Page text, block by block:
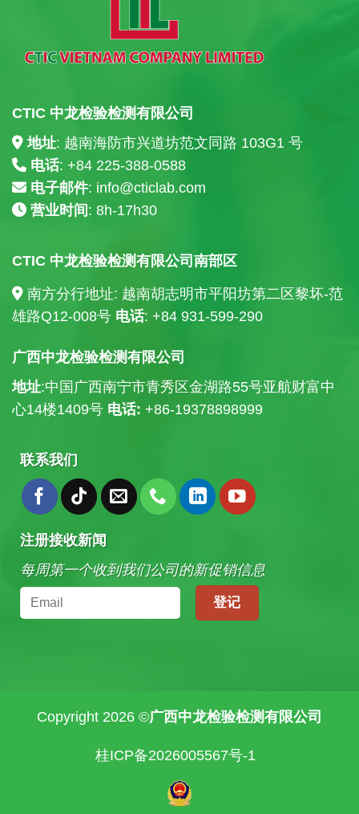
CTIC 中龙检验检测有限公司
地址: 越南海防市兴道坊范文同路 103G1 号
电话: +84 225-388-0588
电子邮件: info@cticlab.com
营业时间 : 8h-17h30
CTIC 中龙检验检测有限公司南部区
南方分行地址: 越南胡志明市平阳坊第二区黎坏-范
雄路Q12-008号 电话: +84 931-599-290
广西中龙检验检测有限公司
地址:中国广西南宁市青秀区金湖路55号亚航财富中
心14楼1409号 电话: +86-19378898999
联系我们
注册接收新闻
每周第一个收到我们公司的新促销信息
Copyright 2026 ©广西中龙检验检测有限公司
桂ICP备2026005567号-1